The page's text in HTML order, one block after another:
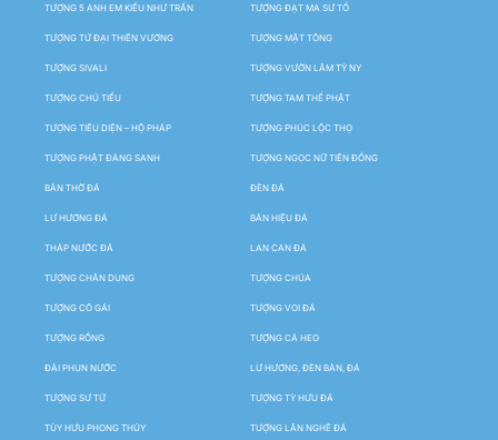
TƯỢNG 5 ANH EM KIỀU NHƯ TRẦN TƯỢNG ĐẠT MA SƯ TỔ
TƯỢNG TỨ ĐẠI THIÊN VƯƠNG TƯỢNG MẬT TÔNG
TƯỢNG SIVALI TƯỢNG VƯỜN LÂM TỲ NY
TƯỢNG CHÚ TIỂU TƯỢNG TAM THẾ PHẬT
TƯỢNG TIÊU DIỆN – HỘ PHÁP TƯỢNG PHÚC LỘC THỌ
TƯỢNG PHẬT ĐẢNG SANH TƯỢNG NGỌC NỮ TIÊN ĐỒNG
BÀN THỜ ĐÁ ĐÈN ĐÁ
LƯ HƯƠNG ĐÁ BẢN HIỆU ĐÁ
THÁP NƯỚC ĐÁ LAN CAN ĐÁ
TƯỢNG CHÂN DUNG TƯỢNG CHÚA
TƯỢNG CÔ GÁI TƯỢNG VOI ĐÁ
TƯỢNG RỒNG TƯỢNG CÁ HEO
ĐÀI PHUN NƯỚC LƯ HƯƠNG, ĐÈN BÀN, ĐÁ
TƯỢNG SƯ TỬ TƯỢNG TỲ HƯU ĐÁ
TÙY HƯU PHONG THỦY TƯỢNG LÂN NGHÊ ĐÁ